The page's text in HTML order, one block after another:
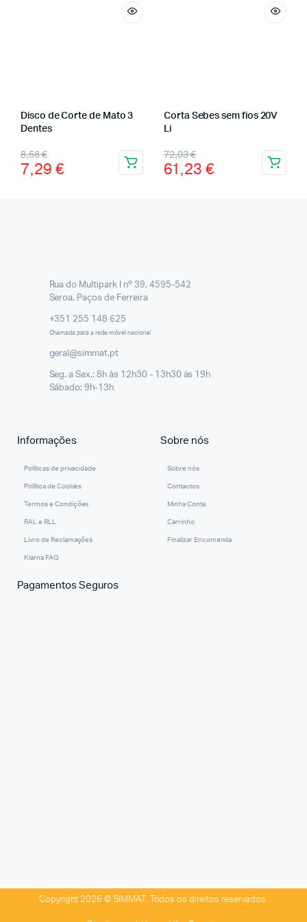
Disco de Corte de Mato 3
Dentes
8,58€
7,29 €
Corta Sebes sem fios 20V
Li
72,03€
61,23 €
Rua do Multipark I nº 39, 4595-542
Seroa, Paços de Ferreira
+351 255 148 625
Chamada para a rede móvel nacional
geral@simmat.pt
Seg. a Sex.: 8h às 12h30 - 13h30 às 19h
Sábado: 9h-13h
Informações
Políticas de privacidade
Política de Cookies
Termos e Condições
RAL e RLL
Livro de Reclamações
Klarna FAQ
Sobre nós
Sobre nós
Contactos
Minha Conta
Carrinho
Finalizar Encomenda
Pagamentos Seguros
Copyright 2026 © SIMMAT. Todos os direitos reservados.